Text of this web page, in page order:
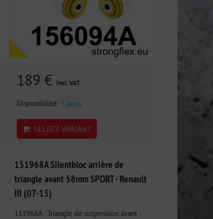
189 € incl. VAT
Disponibilité: 3 jours
SELECT VARIANT
151968A Silentbloc arrière de
triangle avant 58mm SPORT - Renault
III (07-15)
151968A : Triangle de suspension avant -